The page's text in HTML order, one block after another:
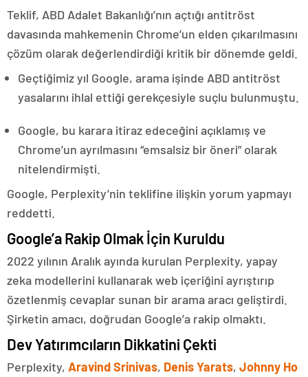
Teklif, ABD Adalet Bakanlığı’nın açtığı antitröst
davasında mahkemenin Chrome’un elden çıkarılmasını
çözüm olarak değerlendirdiği kritik bir dönemde geldi.
Geçtiğimiz yıl Google, arama işinde ABD antitröst
yasalarını ihlal ettiği gerekçesiyle suçlu bulunmuştu.
Google, bu karara itiraz edeceğini açıklamış ve
Chrome’un ayrılmasını “emsalsiz bir öneri” olarak
nitelendirmişti.
Google, Perplexity’nin teklifine ilişkin yorum yapmayı
reddetti.
Google’a Rakip Olmak İçin Kuruldu
2022 yılının Aralık ayında kurulan Perplexity, yapay
zeka modellerini kullanarak web içeriğini ayrıştırıp
özetlenmiş cevaplar sunan bir arama aracı geliştirdi.
Şirketin amacı, doğrudan Google’a rakip olmaktı.
Dev Yatırımcıların Dikkatini Çekti
Perplexity, Aravind Srinivas, Denis Yarats, Johnny Ho